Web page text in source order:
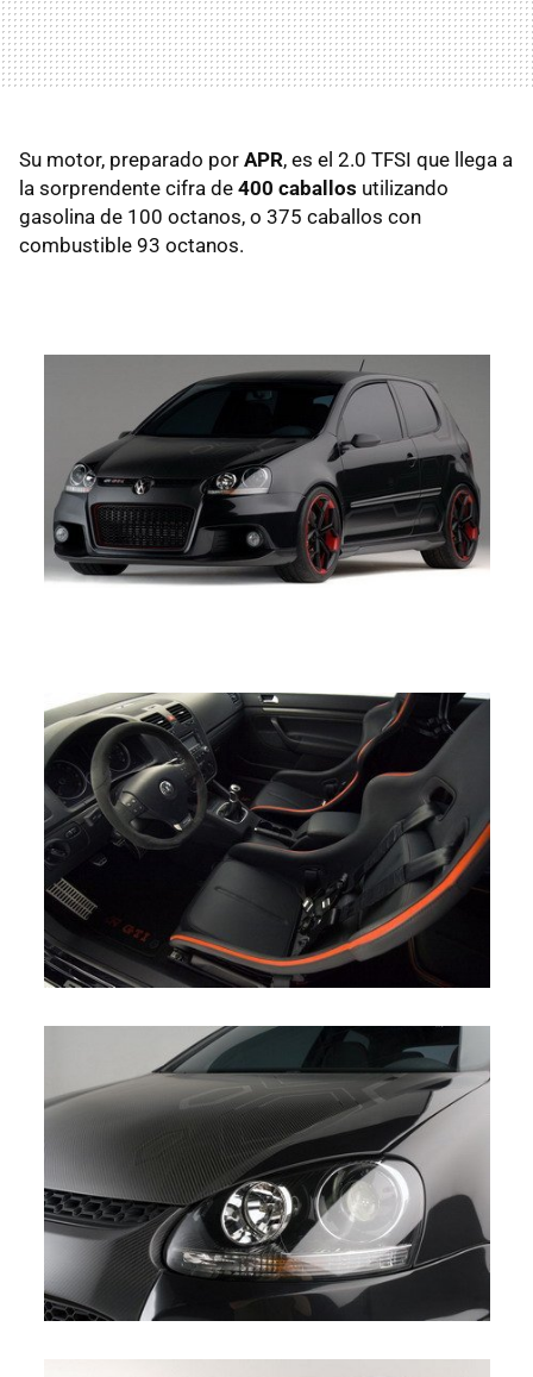
Su motor, preparado por APR, es el 2.0 TFSI que llega a
la sorprendente cifra de 400 caballos utilizando
gasolina de 100 octanos, o 375 caballos con
combustible 93 octanos.